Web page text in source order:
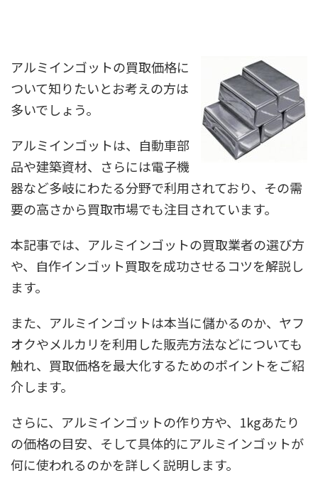
アルミインゴットの買取価格に
ついて知りたいとお考えの方は
多いでしょう。
アルミインゴットは、自動車部
品や建築資材、さらには電子機
器など多岐にわたる分野で利用されており、その需
要の高さから買取市場でも注目されています。
本記事では、アルミインゴットの買取業者の選び方
や、自作インゴット買取を成功させるコツを解説し
ます。
また、アルミインゴットは本当に儲かるのか、ヤフ
オクやメルカリを利用した販売方法などについても
触れ、買取価格を最大化するためのポイントをご紹
介します。
さらに、アルミインゴットの作り方や、1kgあたり
の価格の目安、そして具体的にアルミインゴットが
何に使われるのかを詳しく説明します。